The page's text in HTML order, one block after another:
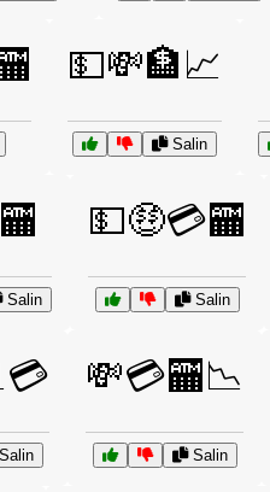
💵💸🏦📈
Salin
Salin
💵🤑💳🏧
Salin
💸💳🏧📉
Salin